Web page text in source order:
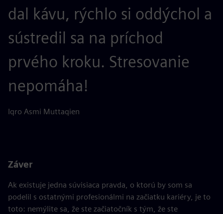
dal kávu, rýchlo si oddýchol a
sústredil sa na príchod
prvého kroku. Stresovanie
nepomáha!
Iqro Asmi Muttaqien
Záver
Ak existuje jedna súvisiaca pravda, o ktorú by som sa
podelil s ostatnými profesionálmi na začiatku kariéry, je to
toto: nemýlite sa, že ste začiatočník s tým, že ste